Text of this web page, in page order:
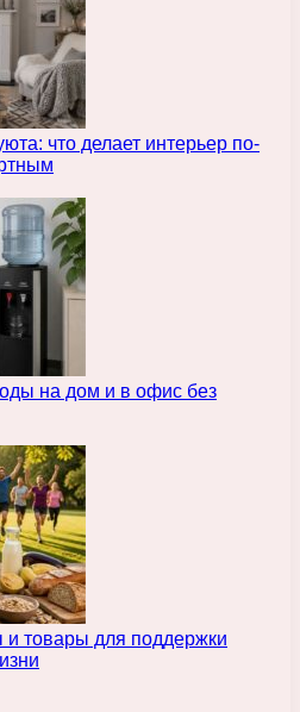
что делает интерьер по-
на дом и в офис без
товары для поддержки